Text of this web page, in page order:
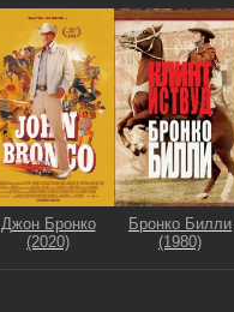
Джон Бронко
(2020)
Бронко Билли
(1980)